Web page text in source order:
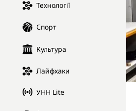
Технології
Спорт
Культура
Лайфхаки
УНН Lite